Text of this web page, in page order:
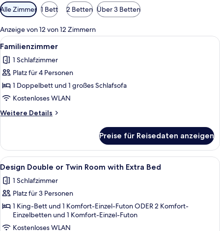
Verfügbare
Filter
für
Zimmer
Alle Zimmer 1 Bett 2 Betten Über 3 Betten
Anzeige von 12 von 12 Zimmern
Alle
Fotos
für
Familienzimmer
anzeigen
Ein Hotelzimmer mit Bett,
4
Familienzimmer
1 Schlafzimmer
Platz für 4 Personen
1 Doppelbett und 1 großes Schlafsofa
Kostenloses WLAN
Weitere Details
Weitere
Preise für Reisedaten anzeigen
Alle
Fotos
für
Design
Double
Ein Hotelzimmer mit einem großen
4
Design Double or Twin Room with Extra Bed
1 Schlafzimmer
Platz für 3 Personen
1 King-Bett und 1 Komfort-Einzel-Futon ODER 2 Komfort-
Einzelbetten und 1 Komfort-Einzel-Futon
Kostenloses WLAN